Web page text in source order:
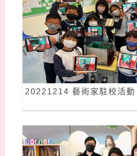
20221214 藝術家駐校活動